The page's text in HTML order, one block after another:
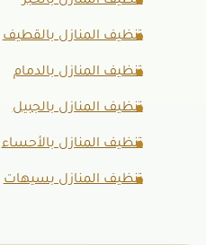
تنظيف المنازل بالقطيف
تنظيف المنازل بالدمام
تنظيف المنازل بالجبيل
تنظيف المنازل بالأحساء
تنظيف المنازل بسيهات